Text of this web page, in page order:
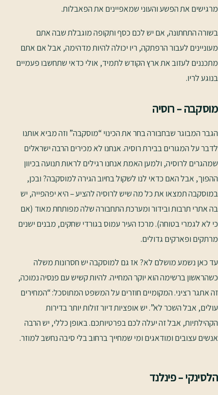
מרגישים את הפשע והעוני שמאפיינים את הפאבלות.
בשורה התחתונה, אם יש לכם כסף ותקופה מוגבלת שבה אתם
מעוניינים לעבור הרפתקה, ריו יכולה להיות מדהימה, אבל אם אתם
מתכננים לעזוב את ארץ הקודש לתמיד, אולי כדאי שתחשבו פעמיים
בנוגע לריו.
מוסקבה – רוסיה
הגבר המבוגר שבחבורה בחר את הכינוי “מוסקבה” וזה מביא אותנו
לדבר על המגורים בבירת רוסיה. אנחנו לא מכירים הרבה ישראלים
שמהגרים לרוסיה, ולמען האמת אנחנו רגילים לראות תנועה בכיוון
ההפוך, אבל האם כדאי לנו לשקול בחיוב הגירה למוסקבה? ובכן,
במוסקבה תמצאו את כל מה שיש לרוסיה להציע – היא יפהפייה, יש
בה אתרי תרבות ובידור ומערכת התחבורה שלה מפותחת מאוד (אם
כי לא לגמרי בטוחה). מרכז העיר עמוס בגורדי שחקים, מבנים ישנים
מרתקים ופארקים גדולים.
עד כאן נשמע מושלם לא? אז גם למוסקבה יש חסרונות משלה
כשהראשון ברשימה הוא יוקר המחייה. להיות קשיש עם פנסיה נמוכה,
זה אתגר רציני. המקומיים חוזרים על המשפט המתוסכל: “המחירים
עולים, אבל השכר לא”. יש אופציות דיור זולות יותר בדירות
הקהילתיות, אבל זה יעלה לכם בפרטיותכם. באופן כללי, יש הרבה
אנשים עצובים ומודאגים ומי שמחייך ברחוב בלי סיבה נחשב למוזר.
הלסינקי – פינלנד